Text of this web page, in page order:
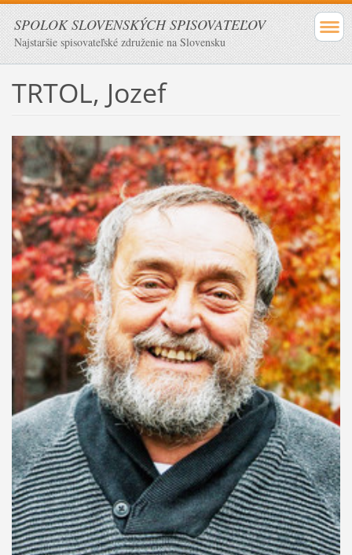
SPOLOK SLOVENSKÝCH SPISOVATEĽOV
Najstaršie spisovateľské združenie na Slovensku
TRTOL, Jozef